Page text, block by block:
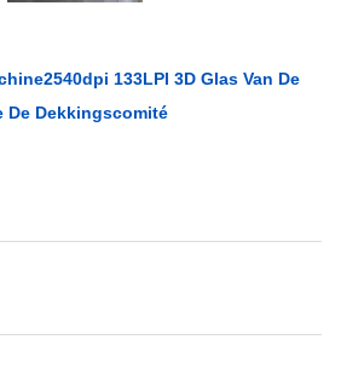
133LPI 3D Glas Van De
De Dekkingscomité